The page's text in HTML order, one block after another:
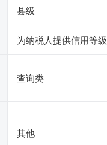
县级
为纳税人提供信用等
查询类
其他